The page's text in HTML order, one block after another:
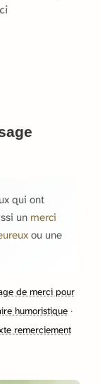
qui ont
un merci
ou une
de merci pour
humoristique·
remerciement